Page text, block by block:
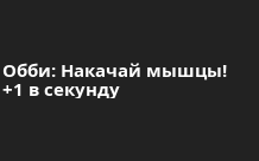
Обби: Накачай мышцы!
+1 в секунду